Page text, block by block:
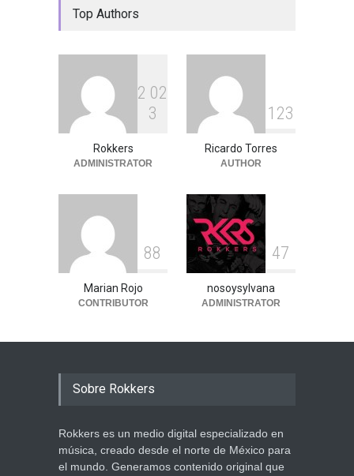
Top Authors
2 02
3
Rokkers
ADMINISTRATOR
1 23
Ricardo Torres
AUTHOR
88
Marian Rojo
CONTRIBUTOR
47
nosoysylvana
ADMINISTRATOR
Sobre Rokkers
Rokkers es un medio digital especializado en
música, creado desde el norte de México para
el mundo. Generamos contenido original que